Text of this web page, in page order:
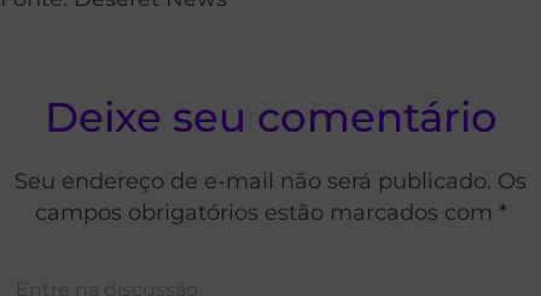
Deixe seu comentário
Seu endereço de e-mail não será publicado. Os
campos obrigatórios estão marcados com *